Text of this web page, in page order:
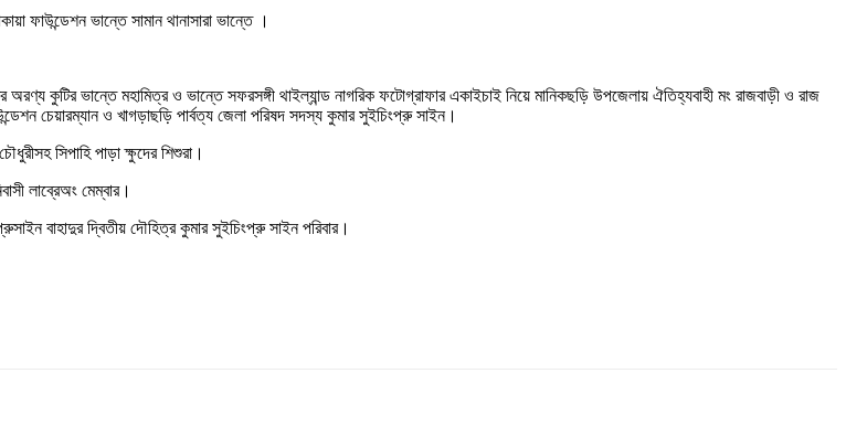
ফাউন্ডেশন ভান্তে সামান থানাসারা ভান্তে ।
অরণ্য কুটির ভান্তে মহামিত্র ও ভান্তে সফরসঙ্গী থাইল্যান্ড নাগরিক ফটোগ্রাফার একাইচাই নিয়ে মানিকছড়ি উপজেলায় ঐতিহ্যবাহী মং রাজবাড়ী ও রাজ
চেয়ারম্যান ও খাগড়াছড়ি পার্বত্য জেলা পরিষদ সদস্য কুমার সুইচিংপ্রু সাইন।
সিপাহি পাড়া ক্ষুদের শিশুরা।
লাব্রেঅং মেম্বার।
বাহাদুর দ্বিতীয় দৌহিত্র কুমার সুইচিংপ্রু সাইন পরিবার।